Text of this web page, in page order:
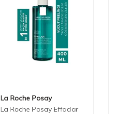
La Roche Posay
La Roche Posay Effaclar